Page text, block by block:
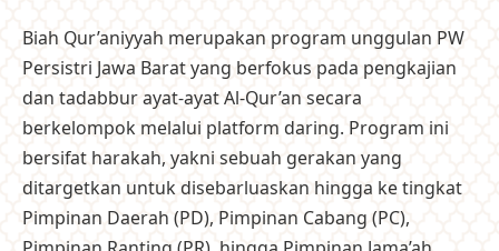
Biah Qur’aniyyah merupakan program unggulan PW
Persistri Jawa Barat yang berfokus pada pengkajian
dan tadabbur ayat-ayat Al-Qur’an secara
berkelompok melalui platform daring. Program ini
bersifat harakah, yakni sebuah gerakan yang
ditargetkan untuk disebarluaskan hingga ke tingkat
Pimpinan Daerah (PD), Pimpinan Cabang (PC),